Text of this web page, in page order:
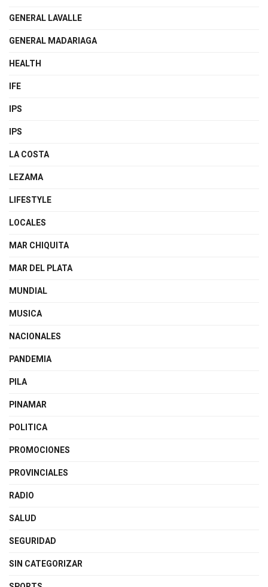
GENERAL LAVALLE
GENERAL MADARIAGA
HEALTH
IFE
IPS
IPS
LA COSTA
LEZAMA
LIFESTYLE
LOCALES
MAR CHIQUITA
MAR DEL PLATA
MUNDIAL
MUSICA
NACIONALES
PANDEMIA
PILA
PINAMAR
POLITICA
PROMOCIONES
PROVINCIALES
RADIO
SALUD
SEGURIDAD
SIN CATEGORIZAR